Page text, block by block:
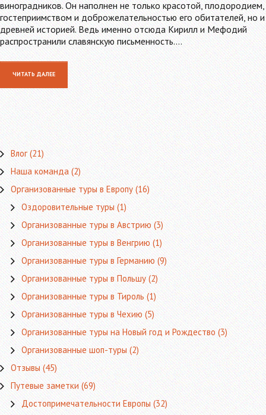
виноградников. Он наполнен не только красотой, плодородием,
гостеприимством и доброжелательностью его обитателей, но и
древней историей. Ведь именно отсюда Кирилл и Мефодий
распространили славянскую письменность.…
ЧИТАТЬ ДАЛЕЕ
Влог(21)
Наша команда(2)
Организованные туры в Европу(16)
Оздоровительные туры(1)
Организованные туры в Австрию(3)
Организованные туры в Венгрию(1)
Организованные туры в Германию(9)
Организованные туры в Польшу(2)
Организованные туры в Тироль(1)
Организованные туры в Чехию(5)
Организованные туры на Новый год и Рождество(3)
Организованные шоп-туры(2)
Отзывы(45)
Путевые заметки(69)
Достопримечательности Европы(32)